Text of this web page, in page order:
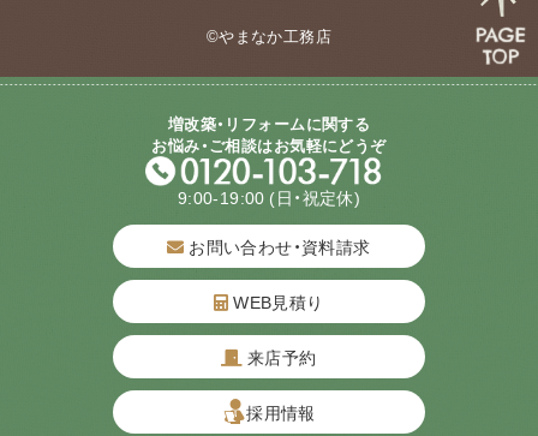
©やまなか工務店
増改築・リフォームに関する
お悩み・ご相談はお気軽にどうぞ
9:00-19:00 (日・祝定休)
お問い合わせ・資料請求
WEB見積り
来店予約
採用情報